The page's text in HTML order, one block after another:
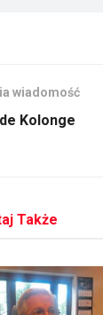
wiadomość
Kolonge
Także